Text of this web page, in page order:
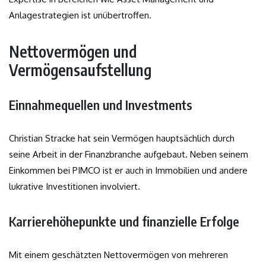
Anlagestrategien ist unübertroffen.
Nettovermögen und
Vermögensaufstellung
Einnahmequellen und Investments
Christian Stracke hat sein Vermögen hauptsächlich durch
seine Arbeit in der Finanzbranche aufgebaut. Neben seinem
Einkommen bei PIMCO ist er auch in Immobilien und andere
lukrative Investitionen involviert.
Karrierehöhepunkte und finanzielle Erfolge
Mit einem geschätzten Nettovermögen von mehreren